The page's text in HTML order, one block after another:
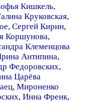
Кишкель,
Круковская,
, Сергей Кирин,
Коршунова,
Клеменцова
Антипина,
Федоровских,
Царёва
, Мироненко
, Инна Френк,